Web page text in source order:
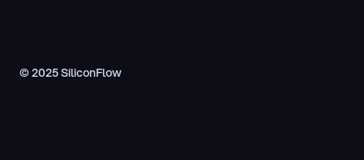
© 2025 SiliconFlow